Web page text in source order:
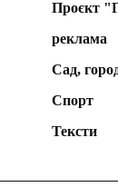
Проєкт
реклама
Сад,
Спорт
Тексти